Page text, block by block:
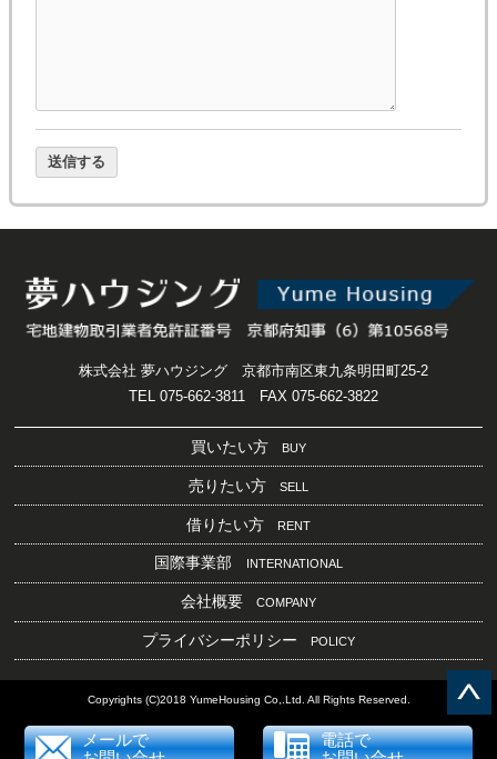
株式会社 夢ハウジング 京都市南区東九条明田町25-2
TEL 075-662-3811 FAX 075-662-3822
買いたい方 BUY
売りたい方 SELL
借りたい方 RENT
国際事業部 INTERNATIONAL
会社概要 COMPANY
プライバシーポリシー POLICY
Copyrights (C)2018 YumeHousing Co,.Ltd. All Rights Reserved.
メールで
電話で